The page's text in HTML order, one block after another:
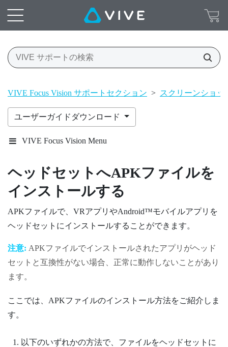
VIVE Focus Vision サポートセクション > スクリーンショ
ユーザーガイドダウンロード
VIVE Focus Vision Menu
ヘッドセットへAPKファイルを
インストールする
APKファイルで、VRアプリやAndroid™モバイルアプリを
ヘッドセットにインストールすることができます。
注意: APKファイルでインストールされたアプリがヘッド
セットと互換性がない場合、正常に動作しないことがあり
ます。
ここでは、APKファイルのインストール方法をご紹介しま
す。
以下のいずれかの方法で、ファイルをヘッドセットに